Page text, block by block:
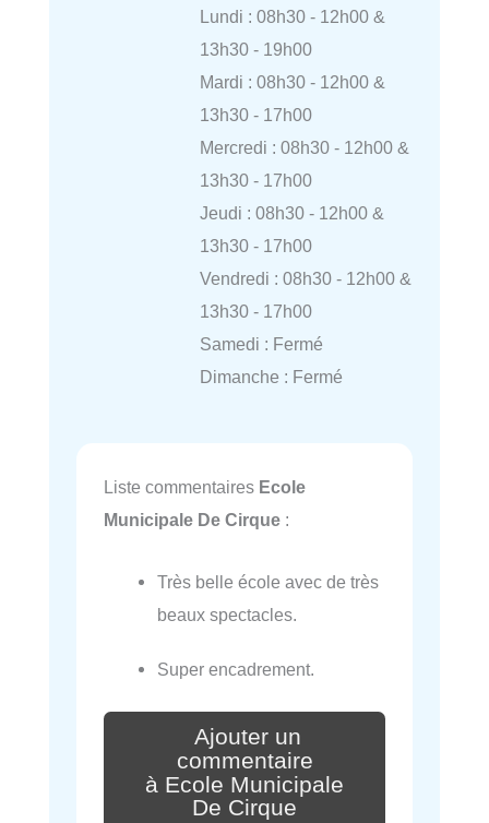
Lundi : 08h30 - 12h00 &
13h30 - 19h00
Mardi : 08h30 - 12h00 &
13h30 - 17h00
Mercredi : 08h30 - 12h00 &
13h30 - 17h00
Jeudi : 08h30 - 12h00 &
13h30 - 17h00
Vendredi : 08h30 - 12h00 &
13h30 - 17h00
Samedi : Fermé
Dimanche : Fermé
Liste commentaires Ecole
Municipale De Cirque :
Très belle école avec de très
beaux spectacles.
Super encadrement.
Ajouter un
commentaire
à Ecole Municipale
De Cirque